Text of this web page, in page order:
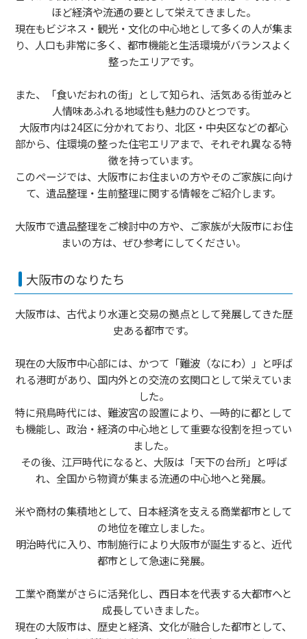
ほど経済や流通の要として栄えてきました。
現在もビジネス・観光・文化の中心地として多くの人が集ま
り、人口も非常に多く、都市機能と生活環境がバランスよく
整ったエリアです。
また、「食いだおれの街」として知られ、活気ある街並みと
人情味あふれる地域性も魅力のひとつです。
大阪市内は24区に分かれており、北区・中央区などの都心
部から、住環境の整った住宅エリアまで、それぞれ異なる特
徴を持っています。
このページでは、大阪市にお住まいの方やそのご家族に向け
て、遺品整理・生前整理に関する情報をご紹介します。
大阪市で遺品整理をご検討中の方や、ご家族が大阪市にお住
まいの方は、ぜひ参考にしてください。
大阪市のなりたち
大阪市は、古代より水運と交易の拠点として発展してきた歴
史ある都市です。
現在の大阪市中心部には、かつて「難波（なにわ）」と呼ば
れる港町があり、国内外との交流の玄関口として栄えていま
した。
特に飛鳥時代には、 難波宮の設置により、一時的に都として
も機能し、政治・経済の中心地として重要な役割を担ってい
ました。
その後、江戸時代になると、大阪は「天下の台所」と呼ば
れ、全国から物資が集まる流通の中心地へと発展。
米や商材の集積地として、日本経済を支える商業都市として
の地位を確立しました。
明治時代に入り、市制施行により大阪市が誕生すると、近代
都市として急速に発展。
工業や商業がさらに活発化し、西日本を代表する大都市へと
成長していきました。
現在の大阪市は、歴史と経済、文化が融合した都市として、